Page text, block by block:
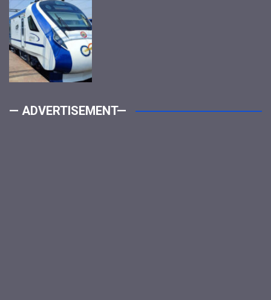
— ADVERTISEMENT—